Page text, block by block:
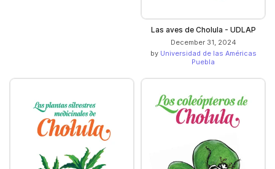
Las aves de Cholula - UDLAP
December 31, 2024
by Universidad de las Américas
Puebla